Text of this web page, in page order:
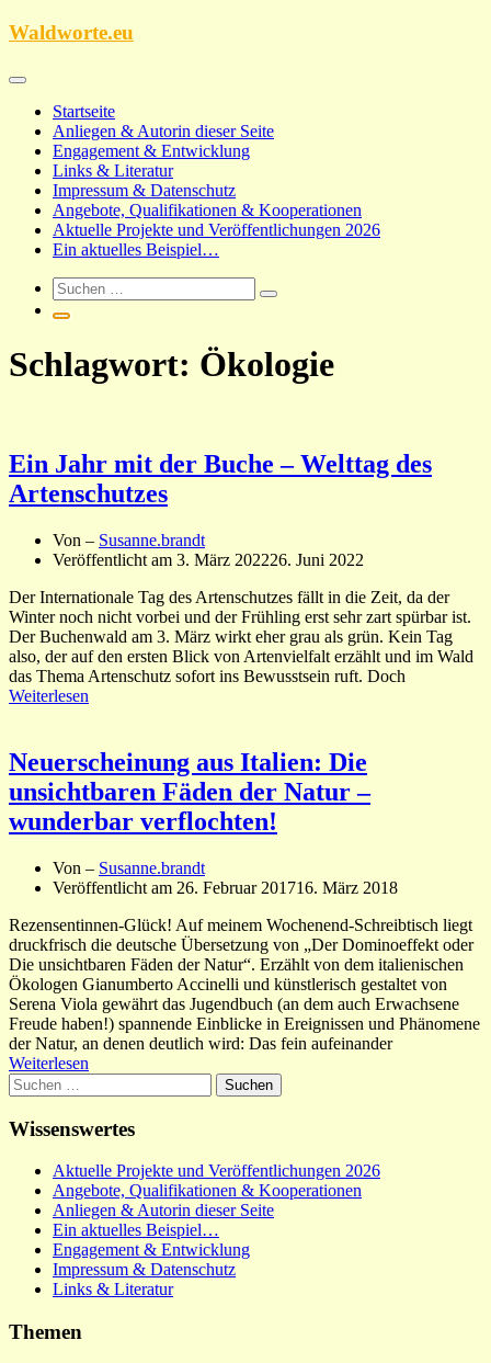
Zum
Waldworte.eu
Startseite
Anliegen & Autorin dieser Seite
Engagement & Entwicklung
Links & Literatur
Impressum & Datenschutz
Angebote, Qualifikationen & Kooperationen
Aktuelle Projekte und Veröffentlichungen 2026
Ein aktuelles Beispiel…
Schlagwort: Ökologie
Ein Jahr mit der Buche – Welttag des
Artenschutzes
Von – Susanne.brandt
Veröffentlicht am 3. März 202226. Juni 2022
Der Internationale Tag des Artenschutzes fällt in die Zeit, da der
Winter noch nicht vorbei und der Frühling erst sehr zart spürbar ist.
Der Buchenwald am 3. März wirkt eher grau als grün. Kein Tag
also, der auf den ersten Blick von Artenvielfalt erzählt und im Wald
das Thema Artenschutz sofort ins Bewusstsein ruft. Doch
Weiterlesen
Neuerscheinung aus Italien: Die
unsichtbaren Fäden der Natur –
wunderbar verflochten!
Von – Susanne.brandt
Veröffentlicht am 26. Februar 201716. März 2018
Rezensentinnen-Glück! Auf meinem Wochenend-Schreibtisch liegt
druckfrisch die deutsche Übersetzung von „Der Dominoeffekt oder
Die unsichtbaren Fäden der Natur“. Erzählt von dem italienischen
Ökologen Gianumberto Accinelli und künstlerisch gestaltet von
Serena Viola gewährt das Jugendbuch (an dem auch Erwachsene
Freude haben!) spannende Einblicke in Ereignissen und Phänomene
der Natur, an denen deutlich wird: Das fein aufeinander
Weiterlesen
Suchen
nach:
Wissenswertes
Aktuelle Projekte und Veröffentlichungen 2026
Angebote, Qualifikationen & Kooperationen
Anliegen & Autorin dieser Seite
Ein aktuelles Beispiel…
Engagement & Entwicklung
Impressum & Datenschutz
Links & Literatur
Themen